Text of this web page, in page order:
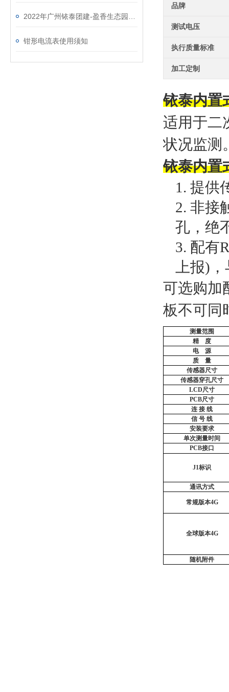
钳形电流表使用须知
品牌
测试电压
执行质量标准
加工定制
铱泰内置
适用于二
状况监测
铱泰内置
1. 提供
2. 非接
孔，绝
3. 配有
上报) ，
可选购加
板不可同
测量范围
精
度
电
源
质
量
传感器尺寸
传感器穿孔尺寸
LCD尺寸
PCB尺寸
连 接 线
信 号 线
安装要求
单次测量时间
PCB接口
J1标识
通讯方式
常规版本4G
全球版本4G
随机附件